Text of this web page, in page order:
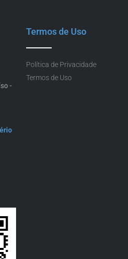
-
Termos de Uso
Política de Privacidade
Termos de Uso